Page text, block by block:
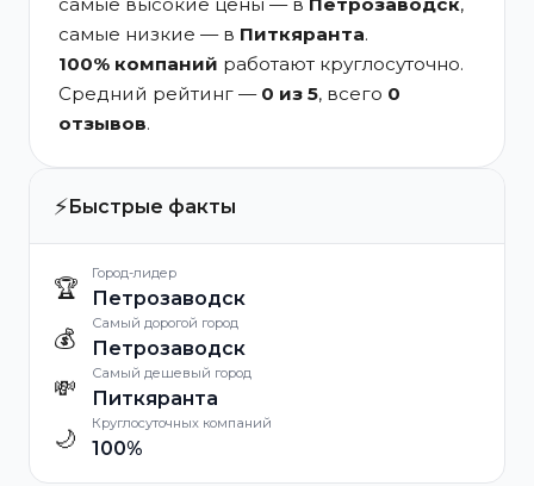
самые низкие — в Питкяранта.
100% компаний работают круглосуточно.
Средний рейтинг — 0 из 5, всего 0
отзывов.
⚡Быстрые факты
🏆
Город-лидер
Петрозаводск
💰
Самый дорогой город
Петрозаводск
💸
Самый дешевый город
Питкяранта
🌙
Круглосуточных компаний
100%